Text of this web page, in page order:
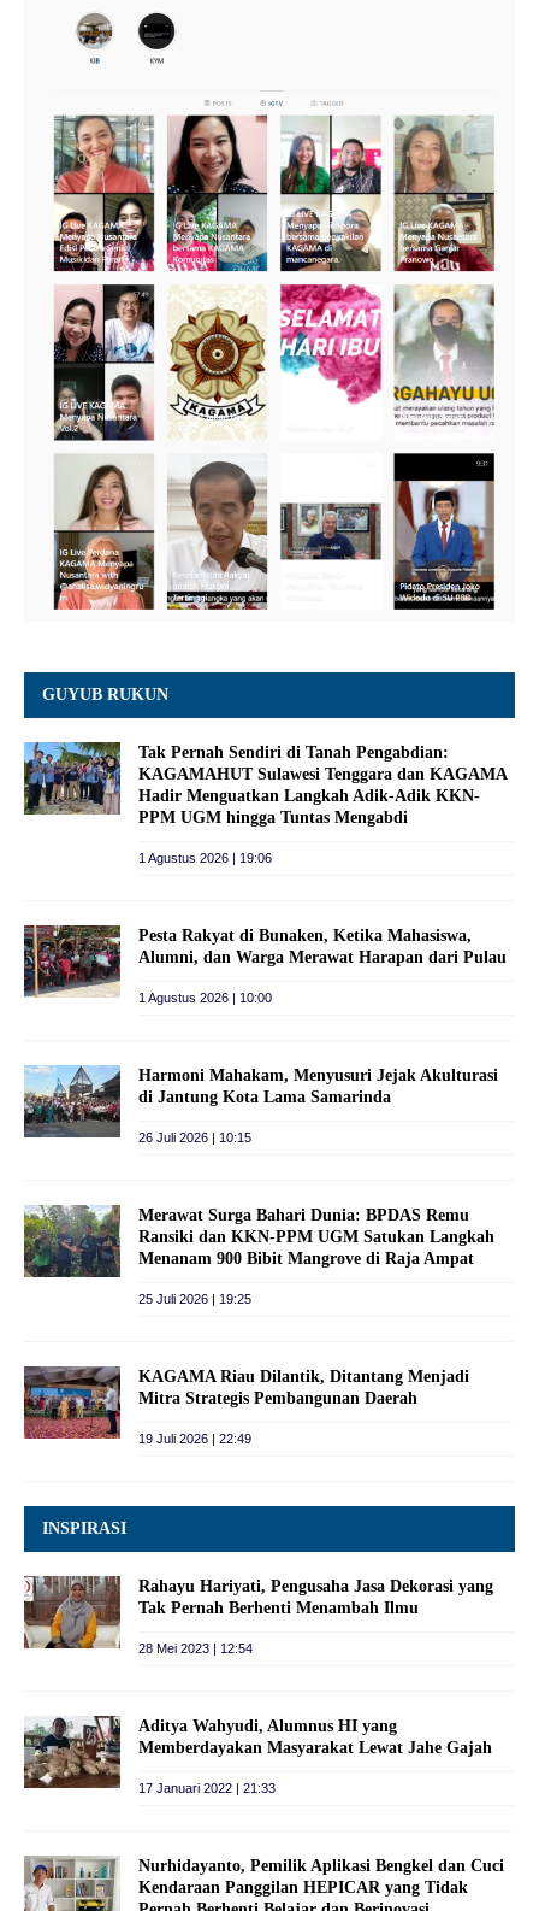
GUYUB RUKUN
Tak Pernah Sendiri di Tanah Pengabdian:
KAGAMAHUT Sulawesi Tenggara dan KAGAMA
Hadir Menguatkan Langkah Adik-Adik KKN-
PPM UGM hingga Tuntas Mengabdi
1 Agustus 2026 | 19:06
Pesta Rakyat di Bunaken, Ketika Mahasiswa,
Alumni, dan Warga Merawat Harapan dari Pulau
1 Agustus 2026 | 10:00
Harmoni Mahakam, Menyusuri Jejak Akulturasi
di Jantung Kota Lama Samarinda
26 Juli 2026 | 10:15
Merawat Surga Bahari Dunia: BPDAS Remu
Ransiki dan KKN-PPM UGM Satukan Langkah
Menanam 900 Bibit Mangrove di Raja Ampat
25 Juli 2026 | 19:25
KAGAMA Riau Dilantik, Ditantang Menjadi
Mitra Strategis Pembangunan Daerah
19 Juli 2026 | 22:49
INSPIRASI
Rahayu Hariyati, Pengusaha Jasa Dekorasi yang
Tak Pernah Berhenti Menambah Ilmu
28 Mei 2023 | 12:54
Aditya Wahyudi, Alumnus HI yang
Memberdayakan Masyarakat Lewat Jahe Gajah
17 Januari 2022 | 21:33
Nurhidayanto, Pemilik Aplikasi Bengkel dan Cuci
Kendaraan Panggilan HEPICAR yang Tidak